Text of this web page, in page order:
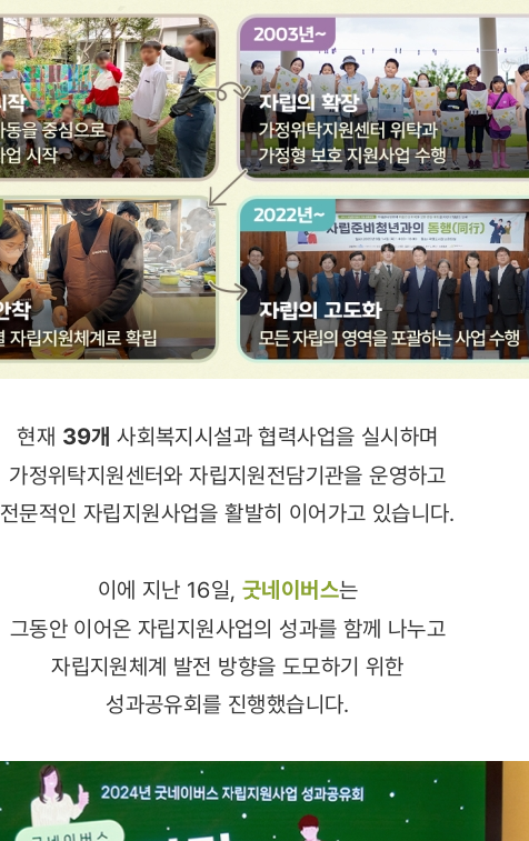
현재 39개 사회복지시설과 협력사업을 실시하며
가정위탁지원센터와 자립지원전담기관을 운영하고
전문적인 자립지원사업을 활발히 이어가고 있습니다.
이에 지난 16일, 굿네이버스는
그동안 이어온 자립지원사업의 성과를 함께 나누고
자립지원체계 발전 방향을 도모하기 위한
성과공유회를 진행했습니다.